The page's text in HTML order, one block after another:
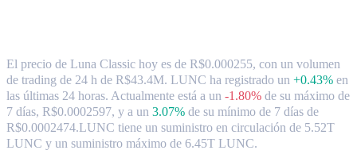
El precio de Luna Classic hoy es de R$0.000255, con un volumen
de trading de 24 h de R$43.4M. LUNC ha registrado un +0.43% en
las últimas 24 horas. Actualmente está a un -1.80% de su máximo de
7 días, R$0.0002597, y a un 3.07% de su mínimo de 7 días de
R$0.0002474.LUNC tiene un suministro en circulación de 5.52T
LUNC y un suministro máximo de 6.45T LUNC.